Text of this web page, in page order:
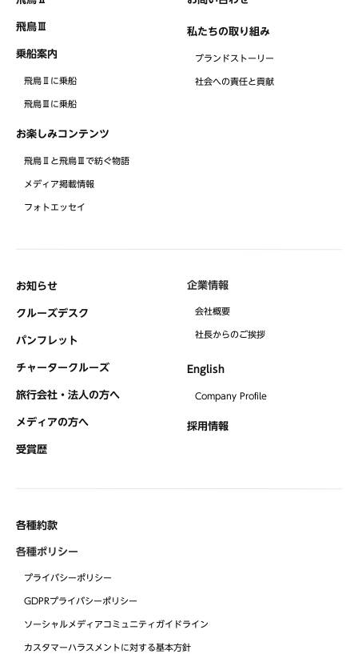
飛鳥Ⅲ
乗船案内
飛鳥Ⅱに乗船
飛鳥Ⅲに乗船
お楽しみコンテンツ
飛鳥Ⅱと飛鳥Ⅲで紡ぐ物語
メディア掲載情報
フォトエッセイ
私たちの取り組み
ブランドストーリー
社会への責任と貢献
お知らせ
クルーズデスク
パンフレット
チャータークルーズ
旅行会社・法人の方へ
メディアの方へ
受賞歴
企業情報
会社概要
社⻑からのご挨拶
English
Company Profile
採用情報
各種約款
各種ポリシー
プライバシーポリシー
GDPRプライバシーポリシー
ソーシャルメディアコミュニティガイドライン
カスタマーハラスメントに対する基本方針